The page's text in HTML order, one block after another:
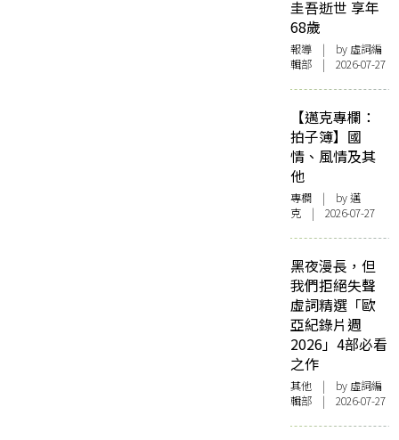
圭吾逝世 享年
68歲
報導 | by 虛詞編
輯部 | 2026-07-27
【邁克專欄：
拍子簿】國
情、風情及其
他
專欄 | by邁
克 | 2026-07-27
黑夜漫長，但
我們拒絕失聲
虛詞精選「歐
亞紀錄片週
2026」4部必看
之作
其他 | by 虛詞編
輯部 | 2026-07-27